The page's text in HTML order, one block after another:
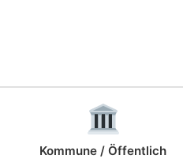
Kommune / Öffentlich